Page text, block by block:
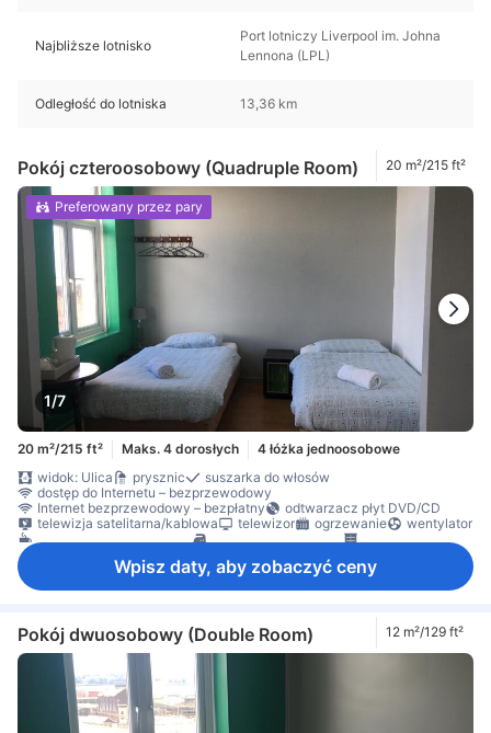
Najbliższe lotnisko
Port lotniczy Liverpool im. Johna
Lennona (LPL)
Odległość do lotniska 13,36 km
Pokój czteroosobowy (Quadruple Room) 20 m²/215 ft²
1/7
Preferowany przez pary
20 m²/215 ft² Maks. 4 dorosłych
4 łóżka jednoosobowe
widok: Ulica
prysznic
suszarka do włosów
dostęp do Internetu – bezprzewodowy
Internet bezprzewodowy – bezpłatny
odtwarzacz płyt DVD/CD
telewizja satelitarna/kablowa
telewizor ogrzewanie
wentylator
Wpisz daty, aby zobaczyć ceny
Pokój dwuosobowy (Double Room) 12 m²/129 ft²